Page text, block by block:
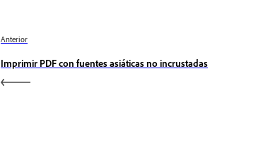
Anterior
Imprimir PDF con fuentes asiáticas no incrustadas